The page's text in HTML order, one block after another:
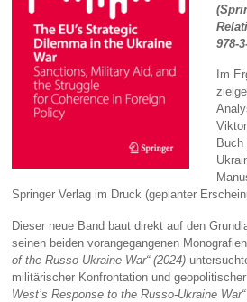
978-
Im
Springer Verlag im Druck (geplanter
Dieser neue Band baut direkt auf den
seinen beiden vorangegangenen
of the Russo-Ukraine War“ (2024)
militärischer Konfrontation und
West’s Response to the Russo-Ukraine